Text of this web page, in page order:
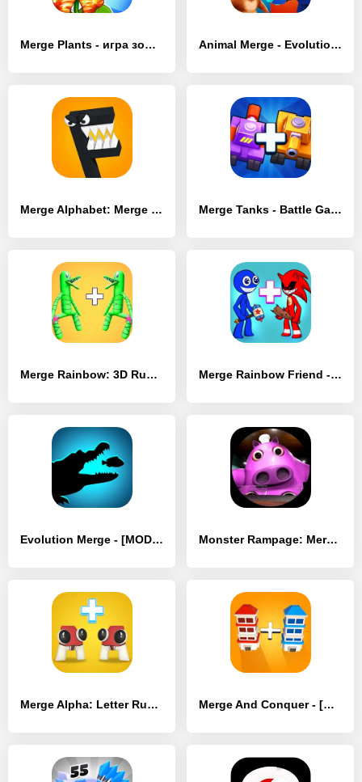
Merge Plants - игра зомби - [MOD Бесконечные монеты] Animal Merge - Evolution Games - [MOD Бесконечные деньги]
Merge Alphabet: Merge Monster - [MOD Много монет] Merge Tanks - Battle Game - [MOD Много монет]
Merge Rainbow: 3D Run - [MOD Бесконечные деньги] Merge Rainbow Friend - [MOD Бесконечные деньги]
Evolution Merge - [MOD Бесконечные монеты] Monster Rampage: Merge Rainbow - [MOD Бесконечные монеты]
Merge Alpha: Letter Run - [MOD Много монет] Merge And Conquer - [MOD Бесконечные деньги]